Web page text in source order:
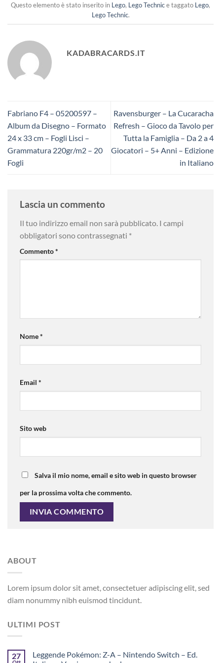
Questo elemento è stato inserito in Lego, Lego Technice taggato Lego,
Lego Technic.
KADABRACARDS.IT
Fabriano F4 – 05200597 –
Album da Disegno – Formato
24 x 33 cm – Fogli Lisci –
Grammatura 220gr/m2 – 20
Fogli
Ravensburger – La Cucaracha
Refresh – Gioco da Tavolo per
Tutta la Famiglia – Da 2 a 4
Giocatori – 5+ Anni – Edizione
in Italiano
Lascia un commento
Il tuo indirizzo email non sarà pubblicato. I campi
obbligatori sono contrassegnati *
Commento*
Nome*
Email *
Sito web
Salva il mio nome, email e sito web in questo browser
per la prossima volta che commento.
ABOUT
Lorem ipsum dolor sit amet, consectetuer adipiscing elit, sed
diam nonummy nibh euismod tincidunt.
ULTIMI POST
27
Leggende Pokémon: Z-A – Nintendo Switch – Ed.